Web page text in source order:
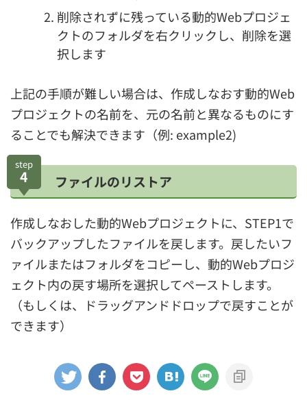
削除されずに残っている動的Webプロジェ
クトのフォルダを右クリックし、削除を選
択します
上記の手順が難しい場合は、作成しなおす動的Web
プロジェクトの名前を、元の名前と異なるものにす
ることでも解決できます（例: example2)
step
4 ファイルのリストア
作成しなおした動的Webプロジェクトに、STEP1で
バックアップしたファイルを戻します。戻したいフ
ァイルまたはフォルダをコピーし、動的Webプロジ
ェクト内の戻す場所を選択してペーストします。
（もしくは、ドラッグアンドドロップで戻すことが
できます）